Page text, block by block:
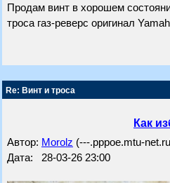
Продам винт в хорошем
троса газ-реверс оригинал
Re: Винт и троса
Как
Автор: Morolz (---.pppoe.mtu-
Дата: 28-03-26 23:00